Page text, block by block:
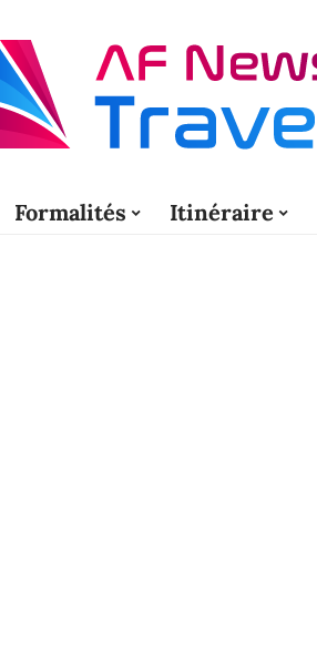
Formalités Itinéraire